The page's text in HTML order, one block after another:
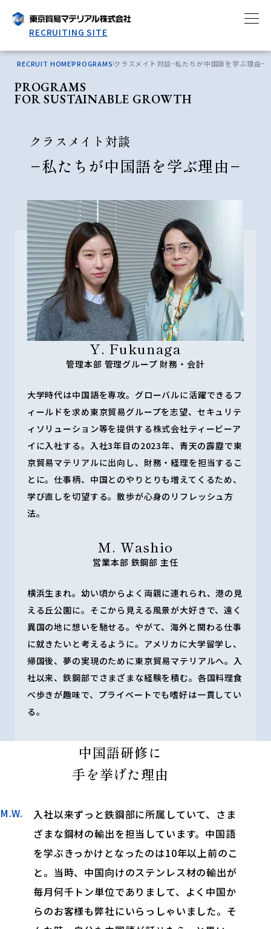
RECRUITING SITE
RECRUIT HOMEPROGRAMSクラスメイト対談−私たちが中国語を学ぶ理由−
PROGRAMS
FOR SUSTAINABLE GROWTH
クラスメイト対談
−私たちが中国語を学ぶ理由−
Y. Fukunaga
管理本部 管理グループ 財務・会計
大学時代は中国語を専攻。グローバルに活躍できるフ
ィールドを求め東京貿易グループを志望、セキュリテ
ィソリューション等を提供する株式会社ティービーア
イに入社する。入社3年目の2023年、青天の霹靂で東
京貿易マテリアルに出向し、財務・経理を担当するこ
とに。仕事柄、中国とのやりとりも増えてくるため、
学び直しを切望する。散歩が心身のリフレッシュ方
法。
M. Washio
営業本部 鉄鋼部 主任
横浜生まれ。幼い頃からよく両親に連れられ、港の見
える丘公園に。そこから見える風景が大好きで、遠く
異国の地に想いを馳せる。やがて、海外と関わる仕事
に就きたいと考えるように。アメリカに大学留学し、
帰国後、夢の実現のために東京貿易マテリアルへ。入
社以来、鉄鋼部でさまざまな経験を積む。各国料理食
べ歩きが趣味で、プライベートでも嗜好は一貫してい
る。
中国語研修に
手を挙げた理由
M.W.
入社以来ずっと鉄鋼部に所属していて、さま
ざまな鋼材の輸出を担当しています。中国語
を学ぶきっかけとなったのは10年以上前のこ
と。当時、中国向けのステンレス材の輸出が
毎月何千トン単位でありまして、よく中国か
らのお客様も弊社にいらっしゃいました。そ